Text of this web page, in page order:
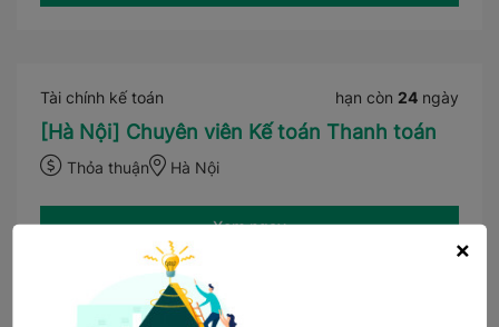
Tài chính kế toán hạn còn 24 ngày
[Hà Nội] Chuyên viên Kế toán Thanh toán
Thỏa thuận Hà Nội
Xem ngay
×